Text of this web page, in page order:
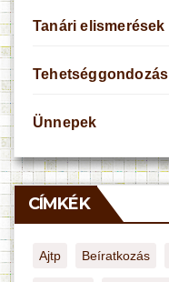
Tanári elismerések
Tehetséggondozás
Ünnepek
CÍMKÉK
Ajtp Beíratkozás